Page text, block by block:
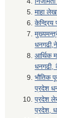
माहा
केन्द्रिय
आर्थिक
धनगढी,
भौतिक
प्रदेश
प्रदेश
प्रदेश,